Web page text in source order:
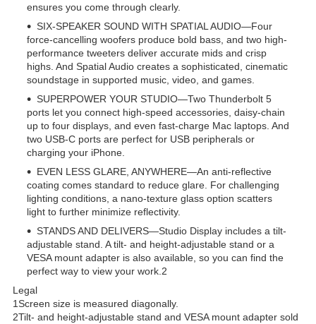
ensures you come through clearly.
SIX-SPEAKER SOUND WITH SPATIAL AUDIO—Four
force-cancelling woofers produce bold bass, and two high-
performance tweeters deliver accurate mids and crisp
highs. And Spatial Audio creates a sophisticated, cinematic
soundstage in supported music, video, and games.
SUPERPOWER YOUR STUDIO—Two Thunderbolt 5
ports let you connect high-speed accessories, daisy-chain
up to four displays, and even fast-charge Mac laptops. And
two USB-C ports are perfect for USB peripherals or
charging your iPhone.
EVEN LESS GLARE, ANYWHERE—An anti-reflective
coating comes standard to reduce glare. For challenging
lighting conditions, a nano-texture glass option scatters
light to further minimize reflectivity.
STANDS AND DELIVERS—Studio Display includes a tilt-
adjustable stand. A tilt- and height-adjustable stand or a
VESA mount adapter is also available, so you can find the
perfect way to view your work. 2
Legal
1Screen size is measured diagonally.
2Tilt- and height-adjustable stand and VESA mount adapter sold